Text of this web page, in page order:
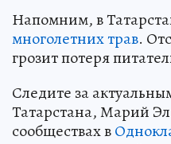
Напомним, в
многолетних трав.
грозит потеря
Следите за
Татарстана, Марий
сообществах в